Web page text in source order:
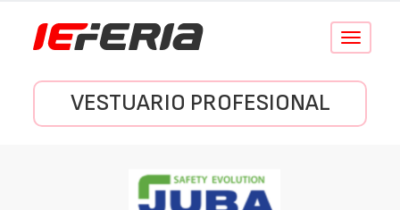
Conmutar
VESTUARIO PROFESIONAL